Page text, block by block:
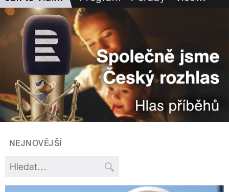
NEJNOVĚJŠÍ